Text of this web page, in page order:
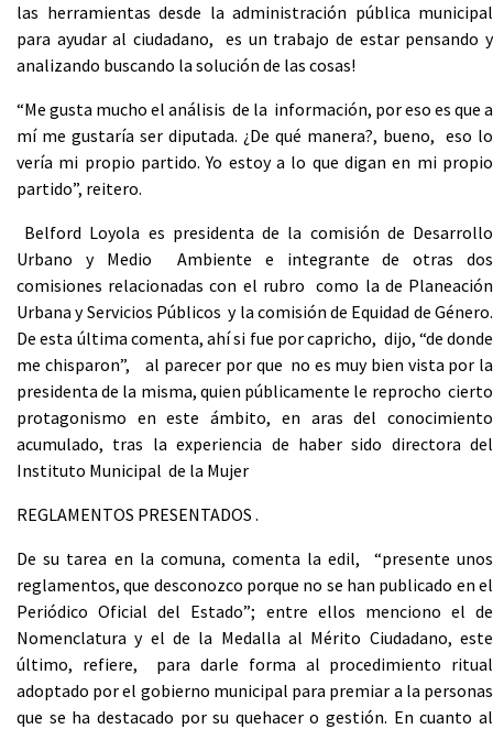
las herramientas desde la administración pública municipal
para ayudar al ciudadano, es un trabajo de estar pensando y
analizando buscando la solución de las cosas!
“Me gusta mucho el análisis de la información, por eso es que a
mí me gustaría ser diputada. ¿De qué manera?, bueno, eso lo
vería mi propio partido. Yo estoy a lo que digan en mi propio
partido”, reitero.
Belford Loyola es presidenta de la comisión de Desarrollo
Urbano y Medio Ambiente e integrante de otras dos
comisiones relacionadas con el rubro como la de Planeación
Urbana y Servicios Públicos y la comisión de Equidad de Género.
De esta última comenta, ahí si fue por capricho, dijo, “de donde
me chisparon”, al parecer por que no es muy bien vista por la
presidenta de la misma, quien públicamente le reprocho cierto
protagonismo en este ámbito, en aras del conocimiento
acumulado, tras la experiencia de haber sido directora del
Instituto Municipal de la Mujer
REGLAMENTOS PRESENTADOS .
De su tarea en la comuna, comenta la edil, “presente unos
reglamentos, que desconozco porque no se han publicado en el
Periódico Oficial del Estado”; entre ellos menciono el de
Nomenclatura y el de la Medalla al Mérito Ciudadano, este
último, refiere, para darle forma al procedimiento ritual
adoptado por el gobierno municipal para premiar a la personas
que se ha destacado por su quehacer o gestión. En cuanto al